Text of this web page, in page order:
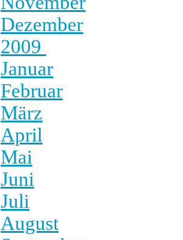
Dezember
2009
Januar
Februar
März
April
Mai
Juni
Juli
August